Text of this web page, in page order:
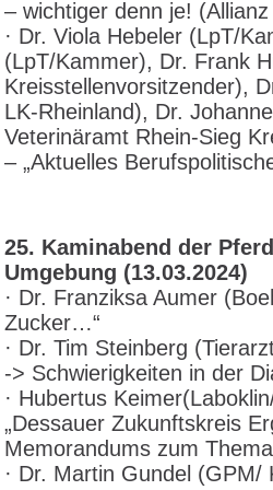
– wichtiger denn je!
· Dr. Viola Hebeler (LpT/
(LpT/Kammer), Dr. Frank
Kreisstellenvorsitzender),
LK-Rheinland), Dr.
Veterinäramt Rhein-Sieg
– „Aktuelles
25. Kaminabend der
Umgebung (13.03.2024)
· Dr. Franziksa Aumer
Zucker…“
· Dr. Tim Steinberg
-> Schwierigkeiten in der
· Hubertus
„Dessauer Zukunftskreis
Memorandums zum
· Dr. Martin Gundel